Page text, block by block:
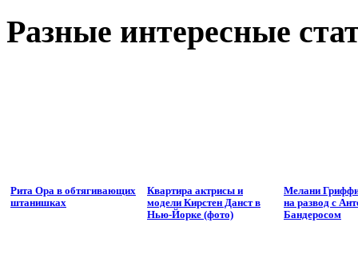
Разные интересные
Рита Ора в обтягивающих
штанишках
Квартира актрисы и
модели Кирстен Данст в
Нью-Йорке (фото)
Мелани
на развод с
Бандеросом